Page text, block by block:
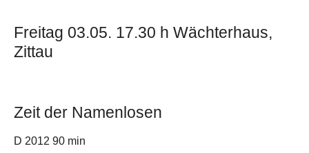
Freitag 03.05. 17.30 h Wächterhaus,
Zittau
Zeit der Namenlosen
D 2012 90 min